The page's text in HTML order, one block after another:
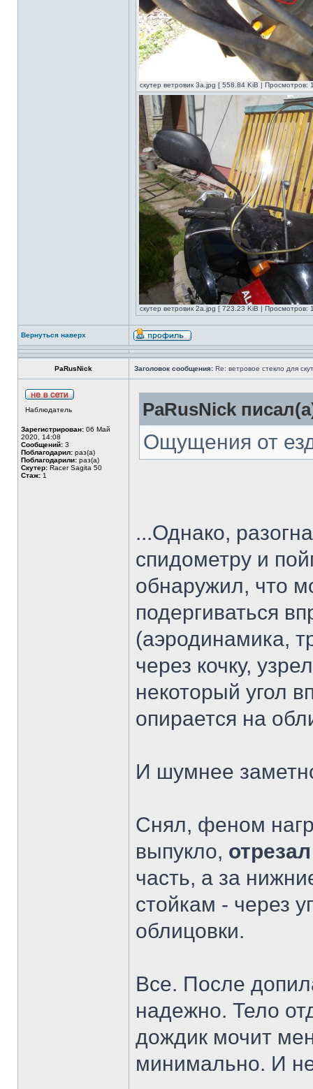
скутер ветровик 3а.jpg [ 558.84 KiB | Просмотров:
скутер ветровик 2а.jpg [ 723.23 KiB | Просмотров:
Вернуться наверх
PaRusNick Заголовок сообщения: Re: ветровое стекло для
Наблюдатель
Зарегистрирован: 06 Май
2020, 14:08
Сообщений: 3
Поблагодарил: раз(а)
Поблагодарили: раз(а)
Скутер: Racer Sagita 50
Стаж: 1
PaRusNick
Ощущения от
...Однако,
спидометру и
обнаружил, что
подергиваться
(аэродинамика,
через кочку,
некоторый угол
опирается на
И шумнее
Снял, феном
выпукло, отрезал
часть, а за
стойкам - через
облицовки.
Все. После
надежно. Тело
дождик мочит
минимально. И